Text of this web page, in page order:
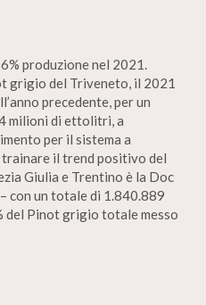
produzione nel 2021.
grigio del Triveneto, il 2021
precedente, per un
milioni di ettolitri, a
per il sistema a
il trend positivo del
Giulia e Trentino è la Doc
con un totale di 1.840.889
Pinot grigio totale messo